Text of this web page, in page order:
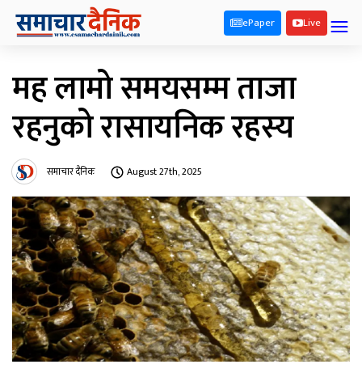
ePaper Live
मह लामो समयसम्म ताजा
रहनुको रासायनिक रहस्य
समाचार दैनिक August 27th, 2025